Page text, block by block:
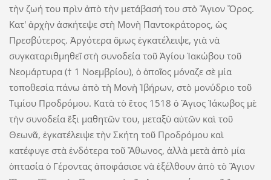
τὴν ζωή του πρὶν ἀπὸ τὴν μετάβασή του στὸ Ἅγιον Ὄρος.
Κατ' ἀρχὴν ἀσκήτεψε στὴ Μονὴ Παντοκράτορος, ὡς
Πρεσβύτερος. Ἀργότερα ὅμως ἐγκατέλειψε, γιὰ νὰ
συγκαταριθμηθεῖ στὴ συνοδεία τοῦ Ἁγίου Ἰακώβου τοῦ
Νεομάρτυρα († 1 Νοεμβρίου), ὁ ὁποῖος μόναζε σὲ μία
τοποθεσία πάνω ἀπὸ τὴ Μονὴ Ἰβήρων, στὸ μονύδριο τοῦ
Τιμίου Προδρόμου. Κατὰ τὸ ἔτος 1518 ὁ Ἅγιος Ἰάκωβος μὲ
τὴν συνοδεία ἕξι μαθητῶν του, μεταξὺ αὐτῶν καὶ τοῦ
Θεωνᾶ, ἐγκατέλειψε τὴν Σκήτη τοῦ Προδρόμου καὶ
κατέφυγε στὰ ἐνδότερα τοῦ Ἄθωνος, ἀλλὰ μετὰ ἀπὸ μία
ὀπτασία ὁ Γέροντας ἀποφάσισε νὰ ἐξέλθουν ἀπὸ τὸ Ἅγιον